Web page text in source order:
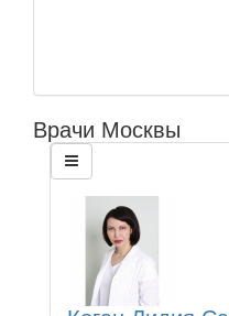
Врачи Москвы